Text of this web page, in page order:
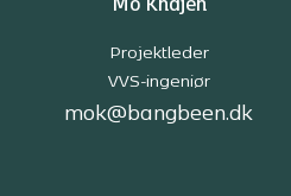
Mo Khajeh
Projektleder
VVS-ingeniør
mok@bangbeen.dk